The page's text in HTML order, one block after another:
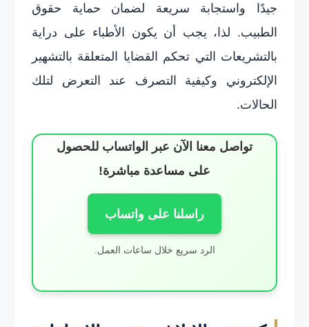
جيدًا واستجابة سريعة لضمان حماية حقوق
الطبيب. لذا، يجب أن يكون الأطباء على دراية
بالتشريعات التي تحكم القضايا المتعلقة بالتشهير
الإلكتروني وكيفية التصرف عند التعرض لتلك
الحالات.
تواصل معنا الآن عبر الواتساب للحصول
على مساعدة مباشرة!
راسلنا على واتساب
الرد سريع خلال ساعات العمل.